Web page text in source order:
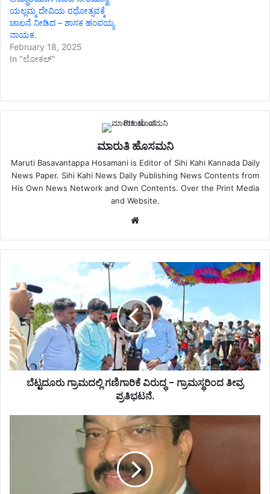
ಯಲ್ಲಮ್ಮ ದೇವಿಯ ರಥೋತ್ಸವಕ್ಕೆ
ಚಾಲನೆ ನೀಡಿದ – ಶಾಸಕ ಹಂಪಯ್ಯ
ನಾಯಕ.
February 18, 2025
In "ಲೋಕಲ್"
ಮಾರುತಿ ಹೊಸಮನಿ
Maruti Basavantappa Hosamani is Editor of Sihi Kahi Kannada Daily
News Paper. Sihi Kahi News Daily Publishing News Contents from
His Own News Network and Own Contents. Over the Print Media
and Website.
Website
ಬೆಟ್ಟದೂರು ಗ್ರಾಮದಲ್ಲಿ ಗಣಿಗಾರಿಕೆ ವಿರುದ್ಧ - ಗ್ರಾಮಸ್ಥರಿಂದ ತೀವ್ರ
ಪ್ರತಿಭಟನೆ.